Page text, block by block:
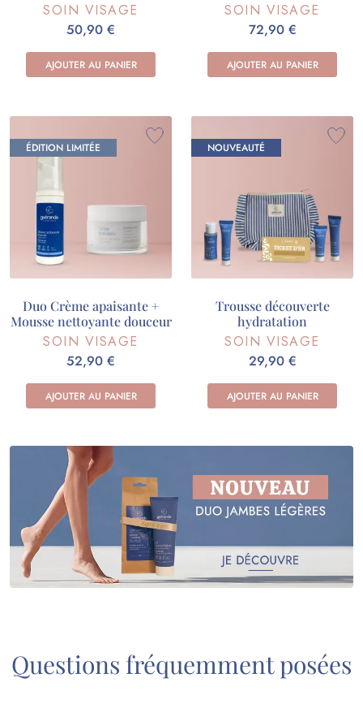
SOIN VISAGE
50,90 €
AJOUTER AU PANIER
SOIN VISAGE
72,90 €
AJOUTER AU PANIER
ÉDITION LIMITÉE
Duo Crème apaisante +
Mousse nettoyante douceur
SOIN VISAGE
52,90 €
AJOUTER AU PANIER
NOUVEAUTÉ
Trousse découverte
hydratation
SOIN VISAGE
29,90 €
AJOUTER AU PANIER
Questions fréquemment posées